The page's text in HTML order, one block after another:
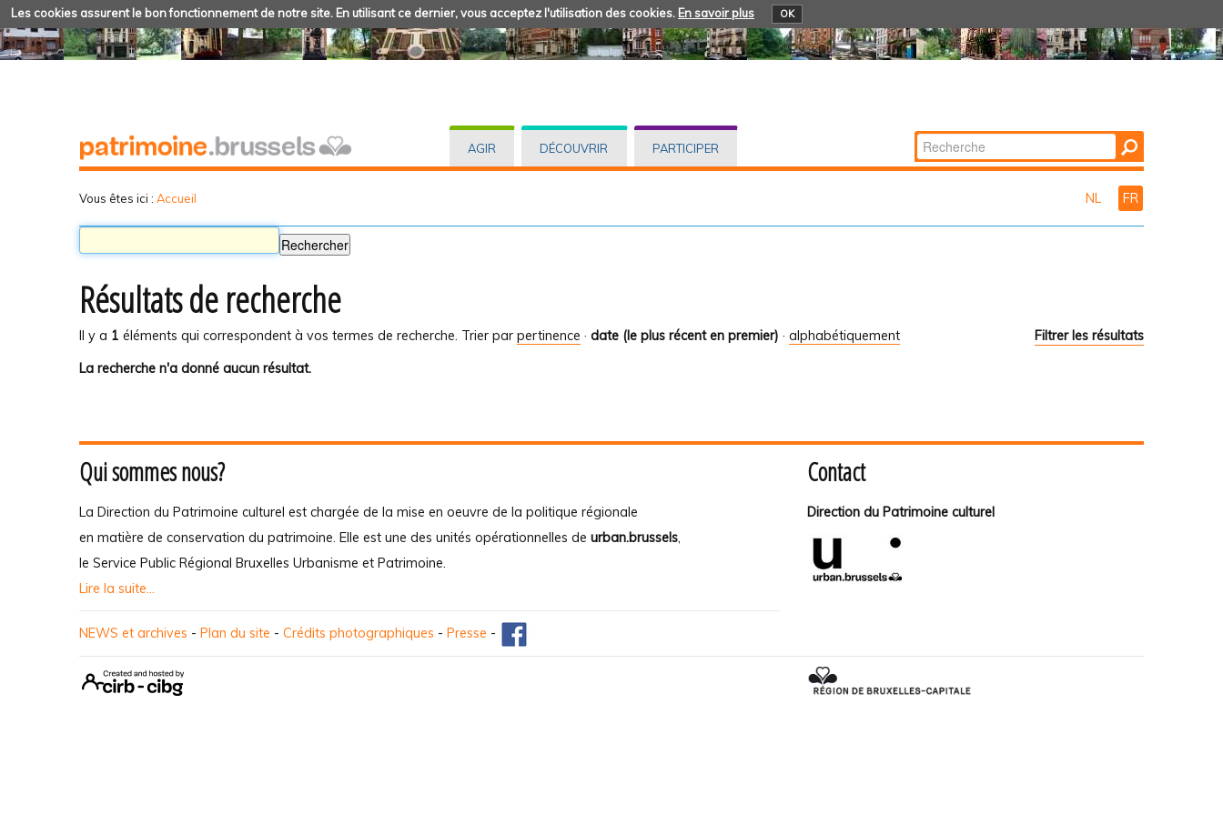
Les cookies assurent le bon fonctionnement de notre site. En utilisant ce dernier, vous acceptez l'utilisation des cookies. En savoir plus OK
AGIR DÉCOUVRIR PARTICIPER Chercher par
Recherche
Vous êtes ici : Accueil NL FR
Résultats de recherche
Il y a 1 éléments qui correspondent à vos termes de recherche. Filtrer les résultats
Trier par pertinence · date (le plus récent en premier) · alphabétiquement
La recherche n'a donné aucun résultat.
Qui sommes nous?
La Direction du Patrimoine culturel est chargée de la mise en oeuvre de la politique régionale
en matière de conservation du patrimoine. Elle est une des unités opérationnelles de urban.brussels,
le Service Public Régional Bruxelles Urbanisme et Patrimoine.
Lire la suite...
Contact
Direction du Patrimoine culturel
NEWS et archives - Plan du site - Crédits photographiques - Presse -